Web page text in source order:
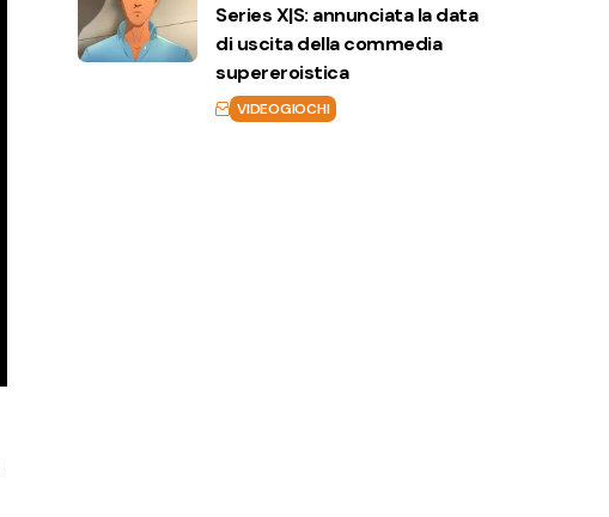
Series X|S: annunciata la data
di uscita della commedia
supereroistica
VIDEOGIOCHI